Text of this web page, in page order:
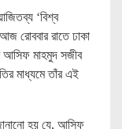
‘বিশ্ব
রোববার রাতে ঢাকা
আসিফ মাহমুদ সজীব
মাধ্যমে তাঁর এই
হয় যে, আসিফ